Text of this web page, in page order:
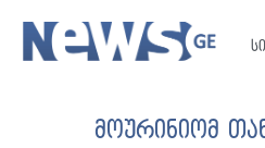
მოურინიომ